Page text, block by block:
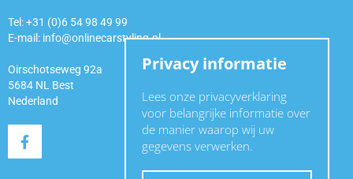
Tel: +31 (0)6 54 98 49 99
E-mail: info@onlinecarstyling.nl
Oirschotseweg 92a
5684 NL Best
Nederland
Privacy informatie
Lees onze privacyverklaring
voor belangrijke informatie over
de manier waarop wij uw
gegevens verwerken.